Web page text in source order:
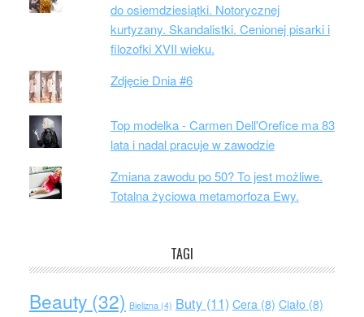
do osiemdziesiątki. Notorycznej
kurtyzany. Skandalistki. Cenionej pisarki i
filozofki XVII wieku.
Zdjęcie Dnia #6
Top modelka - Carmen Dell'Orefice ma 83
lata i nadal pracuje w zawodzie
Zmiana zawodu po 50? To jest możliwe.
Totalna życiowa metamorfoza Ewy.
TAGI
Beauty(32) Bielizna(4) Buty(11) Cera(8) Ciało(8)